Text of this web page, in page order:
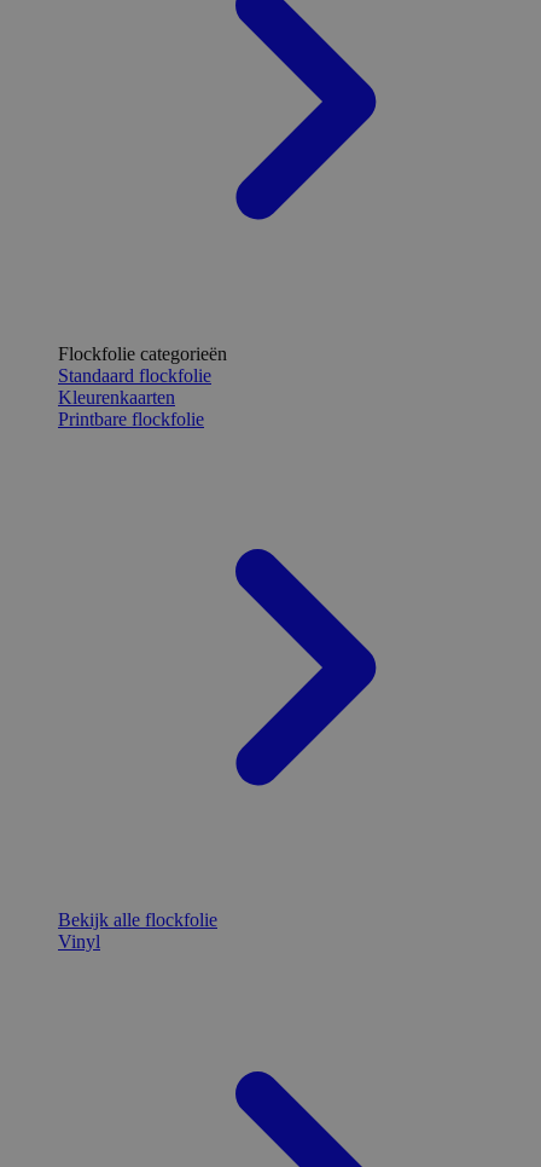
Flockfolie categorieën
Standaard flockfolie
Kleurenkaarten
Printbare flockfolie
Bekijk alle flockfolie
Vinyl